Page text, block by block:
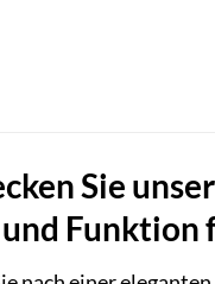
Sie
Funktion